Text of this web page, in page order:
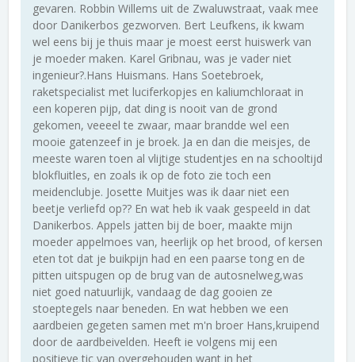
gevaren. Robbin Willems uit de Zwaluwstraat, vaak mee
door Danikerbos gezworven. Bert Leufkens, ik kwam
wel eens bij je thuis maar je moest eerst huiswerk van
je moeder maken. Karel Gribnau, was je vader niet
ingenieur?.Hans Huismans. Hans Soetebroek,
raketspecialist met luciferkopjes en kaliumchloraat in
een koperen pijp, dat ding is nooit van de grond
gekomen, veeeel te zwaar, maar brandde wel een
mooie gatenzeef in je broek. Ja en dan die meisjes, de
meeste waren toen al vlijtige studentjes en na schooltijd
blokfluitles, en zoals ik op de foto zie toch een
meidenclubje. Josette Muitjes was ik daar niet een
beetje verliefd op?? En wat heb ik vaak gespeeld in dat
Danikerbos. Appels jatten bij de boer, maakte mijn
moeder appelmoes van, heerlijk op het brood, of kersen
eten tot dat je buikpijn had en een paarse tong en de
pitten uitspugen op de brug van de autosnelweg,was
niet goed natuurlijk, vandaag de dag gooien ze
stoeptegels naar beneden. En wat hebben we een
aardbeien gegeten samen met m'n broer Hans,kruipend
door de aardbeivelden. Heeft ie volgens mij een
positieve tic van overgehouden want in het